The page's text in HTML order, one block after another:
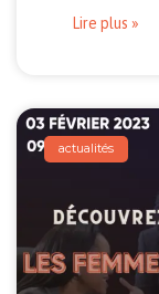
Lire plus »
actualités